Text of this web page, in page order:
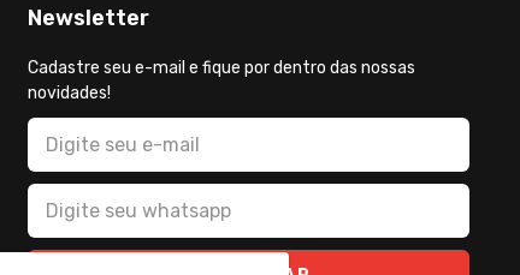
Newsletter
Cadastre seu e-mail e fique por dentro das nossas
novidades!